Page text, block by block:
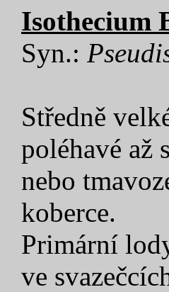
Isothecium
Syn.:
Středně
poléhavé až
nebo
koberce.
Primární
ve